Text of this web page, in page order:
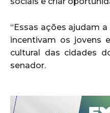
“Essas ações ajudam
incentivam os jovens
cultural das cidades
senador.